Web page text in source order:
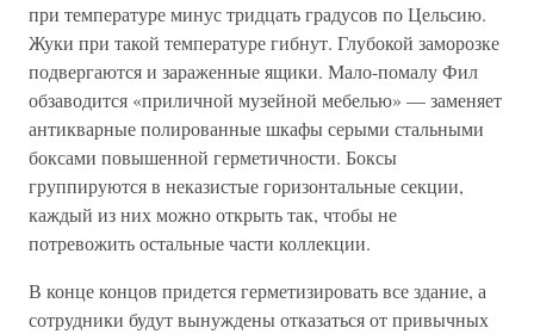
при температуре минус тридцать градусов по Цельсию.
Жуки при такой температуре гибнут. Глубокой заморозке
подвергаются и зараженные ящики. Мало-помалу Фил
обзаводится «приличной музейной мебелью» — заменяет
антикварные полированные шкафы серыми стальными
боксами повышенной герметичности. Боксы
группируются в неказистые горизонтальные секции,
каждый из них можно открыть так, чтобы не
потревожить остальные части коллекции.
В конце концов придется герметизировать все здание, а
сотрудники будут вынуждены отказаться от привычных